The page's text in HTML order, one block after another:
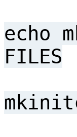
echo
FILES